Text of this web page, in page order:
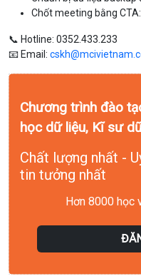
Chốt meeting bằng
📞 Hotline: 0352.433.233
📧 Email:
Chương trình đào
học dữ liệu, Kĩ sư
Chất lượng nhất -
tin tưởng nhất
Hơn 8000 học